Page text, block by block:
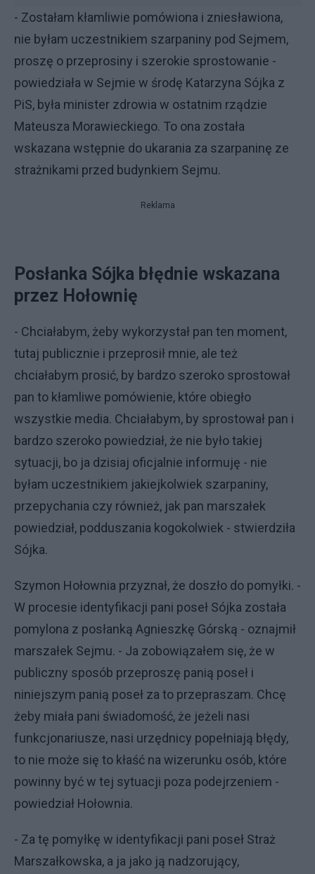
- Zostałam kłamliwie pomówiona i zniesławiona,
nie byłam uczestnikiem szarpaniny pod Sejmem,
proszę o przeprosiny i szerokie sprostowanie -
powiedziała w Sejmie w środę Katarzyna Sójka z
PiS, była minister zdrowia w ostatnim rządzie
Mateusza Morawieckiego. To ona została
wskazana wstępnie do ukarania za szarpaninę ze
strażnikami przed budynkiem Sejmu.
Reklama
Posłanka Sójka błędnie wskazana
przez Hołownię
- Chciałabym, żeby wykorzystał pan ten moment,
tutaj publicznie i przeprosił mnie, ale też
chciałabym prosić, by bardzo szeroko sprostował
pan to kłamliwe pomówienie, które obiegło
wszystkie media. Chciałabym, by sprostował pan i
bardzo szeroko powiedział, że nie było takiej
sytuacji, bo ja dzisiaj oficjalnie informuję - nie
byłam uczestnikiem jakiejkolwiek szarpaniny,
przepychania czy również, jak pan marszałek
powiedział, podduszania kogokolwiek - stwierdziła
Sójka.
Szymon Hołownia przyznał, że doszło do pomyłki. -
W procesie identyfikacji pani poseł Sójka została
pomylona z posłanką Agnieszkę Górską - oznajmił
marszałek Sejmu. - Ja zobowiązałem się, że w
publiczny sposób przeproszę panią poseł i
niniejszym panią poseł za to przepraszam. Chcę
żeby miała pani świadomość, że jeżeli nasi
funkcjonariusze, nasi urzędnicy popełniają błędy,
to nie może się to kłaść na wizerunku osób, które
powinny być w tej sytuacji poza podejrzeniem -
powiedział Hołownia.
- Za tę pomyłkę w identyfikacji pani poseł Straż
Marszałkowska, a ja jako ją nadzorujący,